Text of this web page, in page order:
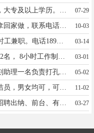
07-29
招毛绒玩具缝纫工，年龄不限可拿回家做，联系电话:15130983020信 10-03
女，想找一个下午 3 点以后的小时工兼职。电话18931946357 03-14
03-01
招聘文玩雕刻手工师傅一名，雕刻助理一名负责打孔磨籽，文玩抖音客服一名，早九晚六在亿德隆，联系方式18617432555 05-02
11-02
【河北筑梦路桥工程有限公司】招聘出纳、前台、有经验者优先，联系电话：18531912305（微信同步） 03-27